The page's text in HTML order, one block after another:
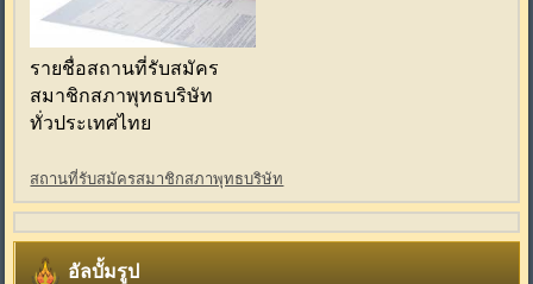
รายชื่อสถานที่รับสมัคร
สมาชิกสภาพุทธบริษัท
ทั่วประเทศไทย
สถานที่รับสมัครสมาชิกสภาพุทธบริษัท
อัลบั้มรูป